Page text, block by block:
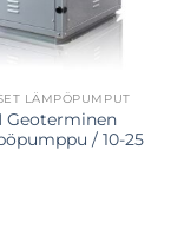
LÄMPÖPUMPUT
Geoterminen
/ 10-25